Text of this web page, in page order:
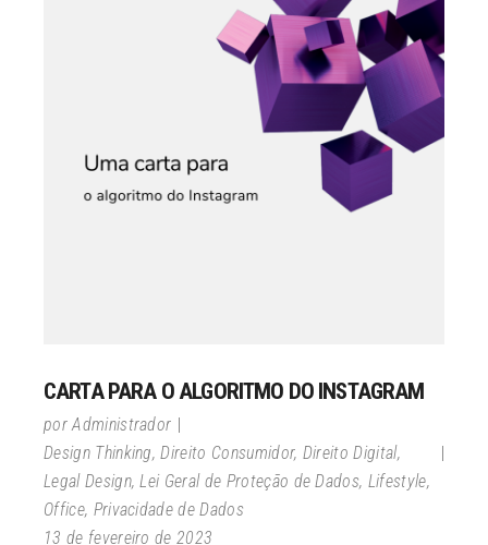
CARTA PARA O ALGORITMO DO INSTAGRAM
porAdministrador
Design Thinking,Direito Consumidor, Direito Digital,
Legal Design,Lei Geral de Proteção de Dados, Lifestyle,
Office, Privacidade de Dados
13 de fevereiro de 2023